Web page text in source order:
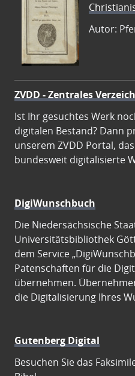
Autor:
ZVDD - Zentrales
Ist Ihr gesuchtes Werk
digitalen Bestand? Dann
unserem ZVDD Portal,
bundesweit digitalisierte
DigiWunschbuch
Die Niedersächsische
Universitätsbibliothek
dem Service
Patenschaften für die
übernehmen.
die Digitalisierung Ihres
Gutenberg Digital
Besuchen Sie das